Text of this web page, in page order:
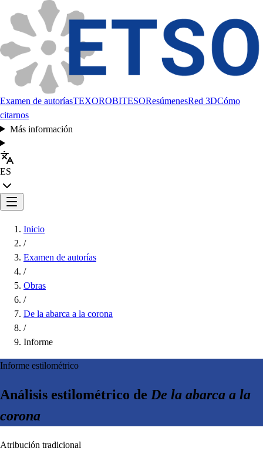
Examen de autoríasTEXOROBITESOResúmenesRed 3DCómo
citarnos
Más información
ES
Inicio
/
Examen de autorías
/
Obras
/
De la abarca a la corona
/
Informe
Informe estilométrico
Análisis estilométrico de De la abarca a la
corona
Atribución tradicional